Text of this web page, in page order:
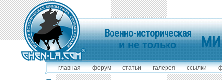
Военно-историческая
и не только
главная форум статьи галерея ссылки